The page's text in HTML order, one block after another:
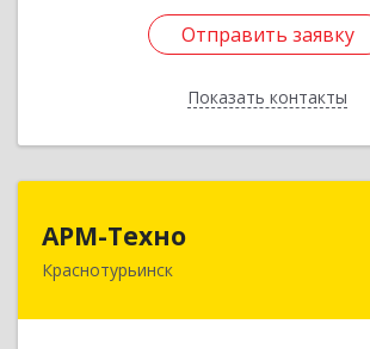
Отправить заявку
Показать контакты
Отправить заявку
Назад
АРМ-Техно
Краснотурьинск
624447, Свердловская обл,